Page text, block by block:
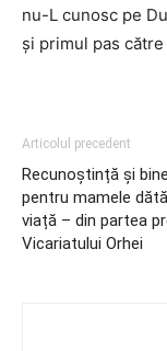
nu-L cunosc pe
și primul pas către
Articolul precedent
Recunoștință și
pentru mamele
viață – din partea
Vicariatului Orhei